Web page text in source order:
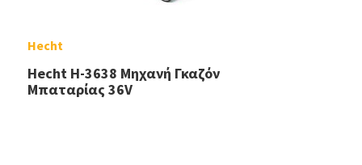
Hecht
Hecht H-3638 Μηχανή Γκαζόν
Μπαταρίας 36V